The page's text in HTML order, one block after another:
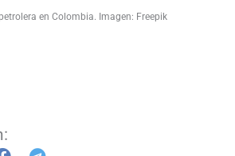
en Colombia. Imagen: Freepik